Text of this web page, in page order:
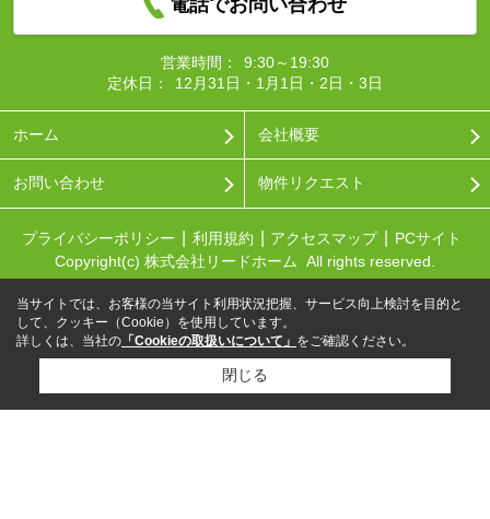
営業時間：
9:30～19:30
定休日：
12月31日・1月1日・2日・3日
ホーム 会社概要
お問い合わせ 物件リクエスト
プライバシーポリシー 利用規約 アクセスマップ
PCサイト
Copyright(c) 株式会社リードホーム All rights reserved.
当サイトでは、お客様の当サイト利用状況把握、サービス向上検討を目的と
して、クッキー（Cookie）を使用しています。
詳しくは、当社の 「Cookieの取扱いについて」 をご確認ください。
閉じる